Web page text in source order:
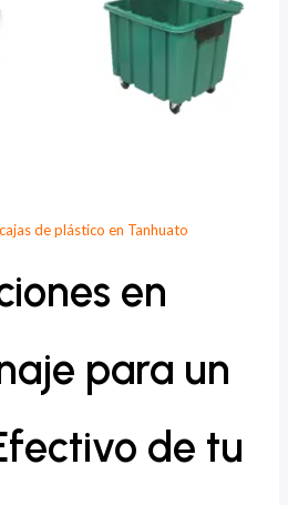
de plástico en Tanhuato
en
para un
de tu